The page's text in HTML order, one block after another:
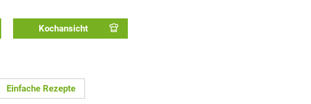
Kochansicht
Einfache Rezepte